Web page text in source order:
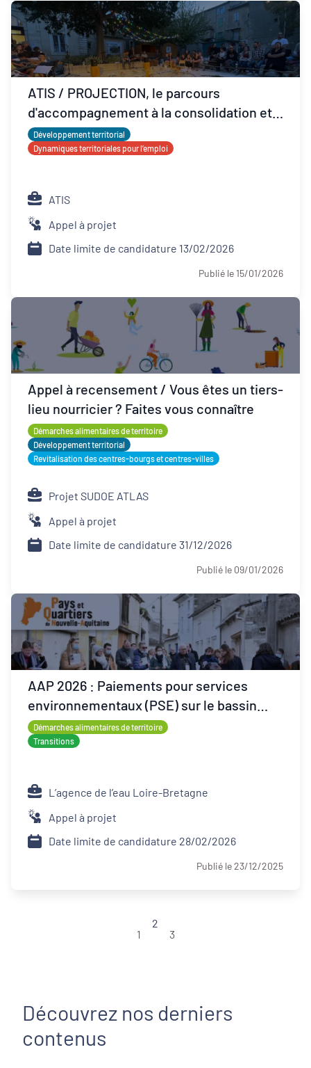
ATIS / PROJECTION, le parcours
d'accompagnement à la consolidation et
développement ESS
Développement territorial
Dynamiques territoriales pour l’emploi
ATIS
Appel à projet
Date limite de candidature 13/02/2026
Publié le 15/01/2026
Appel à recensement / Vous êtes un tiers-
lieu nourricier ? Faites vous connaître
Démarches alimentaires de territoire
Développement territorial
Revitalisation des centres-bourgs et centres-villes
Projet SUDOE ATLAS
Appel à projet
Date limite de candidature 31/12/2026
Publié le 09/01/2026
AAP 2026 : Paiements pour services
environnementaux (PSE) sur le bassin
Loire-Bretagne
Démarches alimentaires de territoire
Transitions
L’agence de l’eau Loire-Bretagne
Appel à projet
Date limite de candidature 28/02/2026
Publié le 23/12/2025
1
2
3
Découvrez nos derniers
contenus